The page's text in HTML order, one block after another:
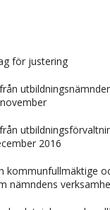
för justering
2016
kommunfullmäktige
nämndens